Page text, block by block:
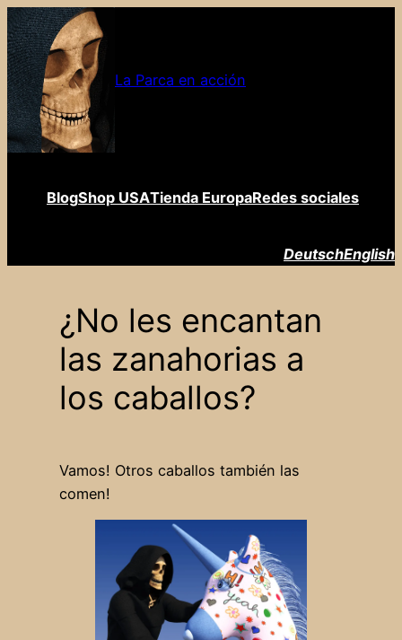
Saltar
al
contenido
La Parca en acción
BlogShop USATienda EuropaRedes sociales
DeutschEnglish
¿No les encantan
las zanahorias a
los caballos?
Vamos! Otros caballos también las
comen!